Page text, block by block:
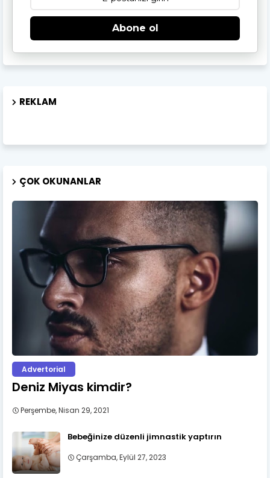
Abone ol
REKLAM
ÇOK OKUNANLAR
Advertorial
Deniz Miyas kimdir?
Perşembe, Nisan 29, 2021
Bebeğinize düzenli jimnastik yaptırın
Çarşamba, Eylül 27, 2023